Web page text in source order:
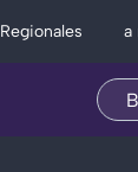
Regionales a